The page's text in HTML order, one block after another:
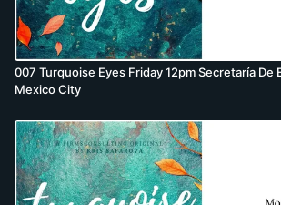
007 Turquoise Eyes Friday 12pm Secretaría De
Mexico City